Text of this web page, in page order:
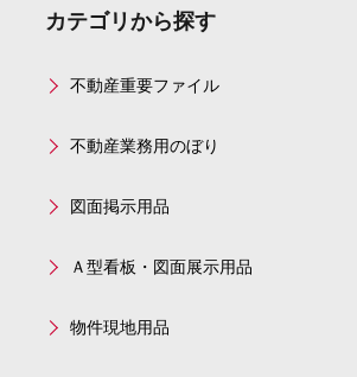
カテゴリから探す
不動産重要ファイル
不動産業務用のぼり
図面掲示用品
Ａ型看板・図面展示用品
物件現地用品